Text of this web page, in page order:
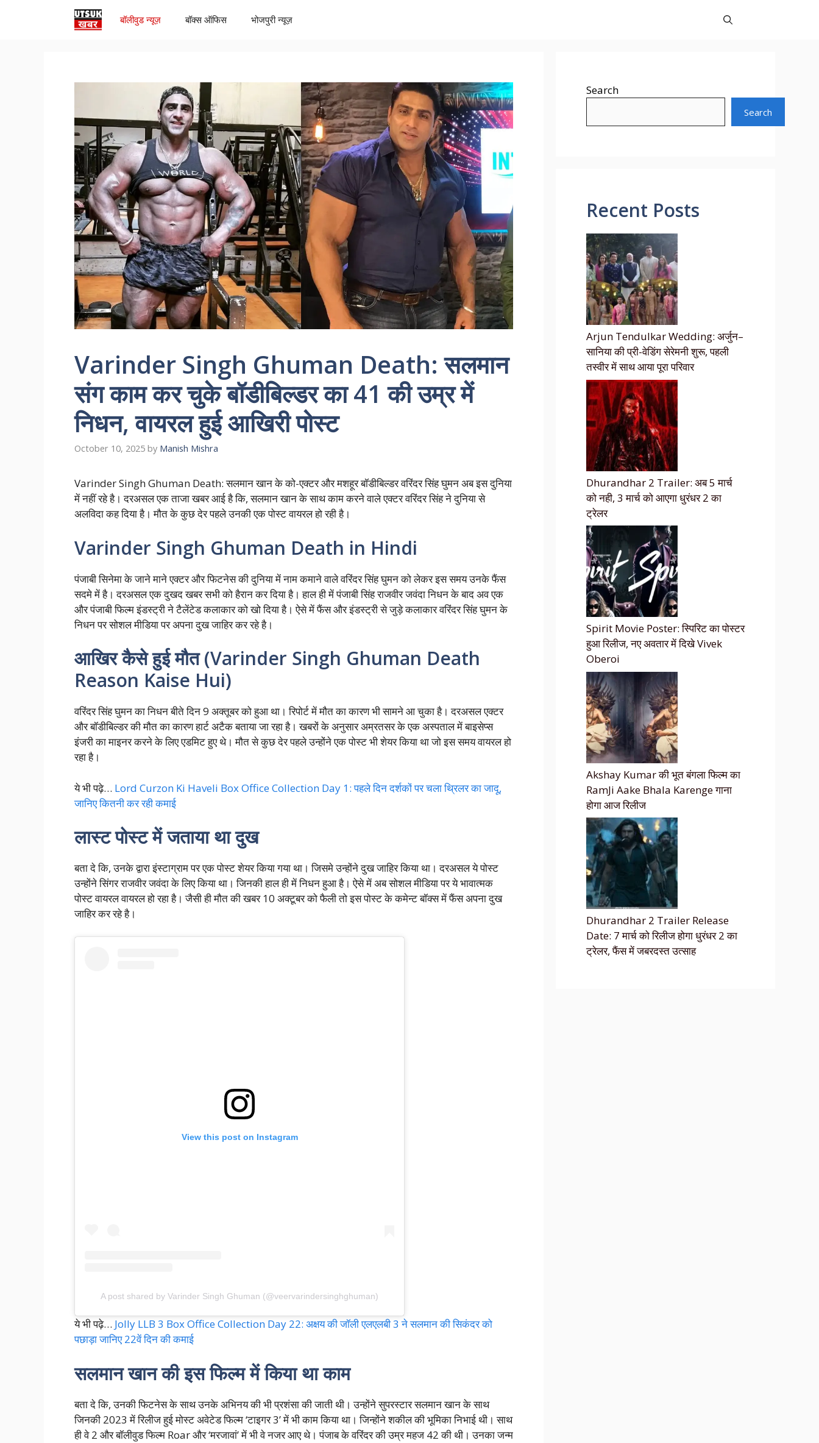
बॉलीवुड न्यूज़ बॉक्स ऑफिस भोजपुरी न्यूज़
Varinder Singh Ghuman Death: सलमान
संग काम कर चुके बॉडीबिल्डर का 41 की उम्र में
निधन, वायरल हुई आखिरी पोस्ट
October 10, 2025 by Manish Mishra
Varinder Singh Ghuman Death: सलमान खान के को-एक्टर और मशहूर बॉडीबिल्डर वरिंदर सिंह घुमन अब इस दुनिया
में नहीं रहे है। दरअसल एक ताजा खबर आई है कि, सलमान खान के साथ काम करने वाले एक्टर वरिंदर सिंह ने दुनिया से
अलविदा कह दिया है। मौत के कुछ देर पहले उनकी एक पोस्ट वायरल हो रही है।
Varinder Singh Ghuman Death in Hindi
पंजाबी सिनेमा के जाने माने एक्टर और फिटनेस की दुनिया में नाम कमाने वाले वरिंदर सिंह घुमन को लेकर इस समय उनके फैंस
सदमे में है। दरअसल एक दुखद खबर सभी को हैरान कर दिया है। हाल ही में पंजाबी सिंह राजवीर जवंदा निधन के बाद अव एक
और पंजाबी फिल्म इंडस्ट्री ने टैलेंटेड कलाकार को खो दिया है। ऐसे में फैंस और इंडस्ट्री से जुड़े कलाकार वरिंदर सिंह घुमन के
निधन पर सोशल मीडिया पर अपना दुख जाहिर कर रहे है।
आखिर कैसे हुई मौत (Varinder Singh Ghuman Death
Reason Kaise Hui)
वरिंदर सिंह घुमन का निधन बीते दिन 9 अक्तूबर को हुआ था। रिपोर्ट में मौत का कारण भी सामने आ चुका है। दरअसल एक्टर
और बॉडीबिल्डर की मौत का कारण हार्ट अटैक बताया जा रहा है। खबरों के अनुसार अम्रतसर के एक अस्पताल में बाइसेप्स
इंजरी का माइनर करने के लिए एडमिट हुए थे। मौत से कुछ देर पहले उन्होंने एक पोस्ट भी शेयर किया था जो इस समय वायरल हो
रहा है।
ये भी पढ़े… Lord Curzon Ki Haveli Box Office Collection Day 1: पहले दिन दर्शकों पर चला थ्रिलर का जादू,
जानिए कितनी कर रही कमाई
लास्ट पोस्ट में जताया था दुख
बता दे कि, उनके द्वारा इंस्टाग्राम पर एक पोस्ट शेयर किया गया था। जिसमे उन्होंने दुख जाहिर किया था। दरअसल ये पोस्ट
उन्होंने सिंगर राजवीर जवंदा के लिए किया था। जिनकी हाल ही में निधन हुआ है। ऐसे में अब सोशल मीडिया पर ये भावात्मक
पोस्ट वायरल वायरल हो रहा है। जैसी ही मौत की खबर 10 अक्टूबर को फैली तो इस पोस्ट के कमेन्ट बॉक्स में फैंस अपना दुख
जाहिर कर रहे है।
View this post on Instagram
A post shared by Varinder Singh Ghuman (@veervarindersinghghuman)
ये भी पढ़े… Jolly LLB 3 Box Office Collection Day 22: अक्षय की जॉली एलएलबी 3 ने सलमान की सिकंदर को
पछाड़ा जानिए 22वें दिन की कमाई
सलमान खान की इस फिल्म में किया था काम
बता दे कि, उनकी फिटनेस के साथ उनके अभिनय की भी प्रशंसा की जाती थी। उन्होंने सुपरस्टार सलमान खान के साथ
जिनकी 2023 में रिलीज हुई मोस्ट अवेटेड फिल्म ‘टाइगर 3’ में भी काम किया था। जिन्होंने शकील की भूमिका निभाई थी। साथ
ही वे 2 और बॉलीवुड फिल्म Roar और ‘मरजावां’ में भी वे नजर आए थे। पंजाब के वरिंदर की उम्र महज 42 की थी। उनका जन्म
Search
Search
Recent Posts
Arjun Tendulkar Wedding: अर्जुन–
सानिया की प्री-वेडिंग सेरेमनी शुरू, पहली
तस्वीर में साथ आया पूरा परिवार
Dhurandhar 2 Trailer: अब 5 मार्च
को नही, 3 मार्च को आएगा धुरंधर 2 का
ट्रेलर
Spirit Movie Poster: स्पिरिट का पोस्टर
हुआ रिलीज, नए अवतार में दिखे Vivek
Oberoi
Akshay Kumar की भूत बंगला फिल्म का
RamJi Aake Bhala Karenge गाना
होगा आज रिलीज
Dhurandhar 2 Trailer Release
Date: 7 मार्च को रिलीज होगा धुरंधर 2 का
ट्रेलर, फैंस में जबरदस्त उत्साह